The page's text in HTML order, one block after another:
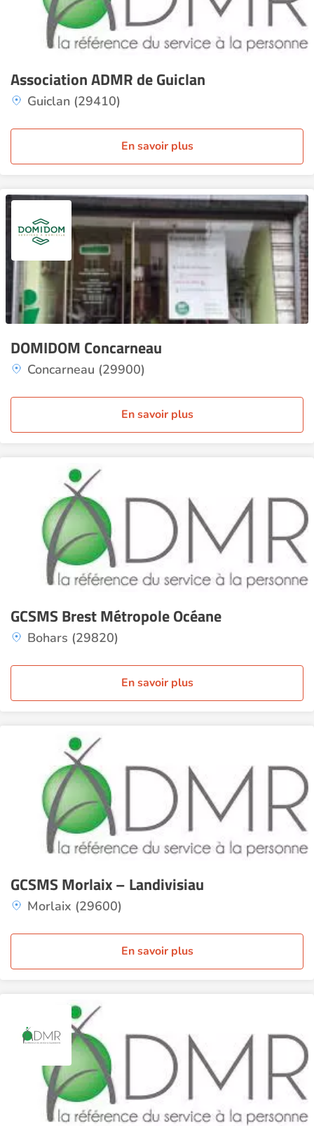
Association ADMR de Guiclan
Guiclan (29410)
En savoir plus
DOMIDOM Concarneau
Concarneau (29900)
En savoir plus
GCSMS Brest Métropole Océane
Bohars (29820)
En savoir plus
GCSMS Morlaix – Landivisiau
Morlaix (29600)
En savoir plus